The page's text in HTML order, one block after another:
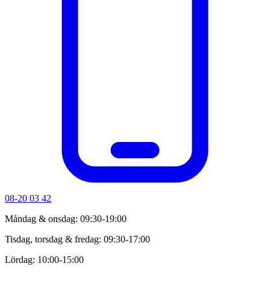
08-20 03 42
Måndag & onsdag: 09:30-19:00
Tisdag, torsdag & fredag: 09:30-17:00
Lördag: 10:00-15:00